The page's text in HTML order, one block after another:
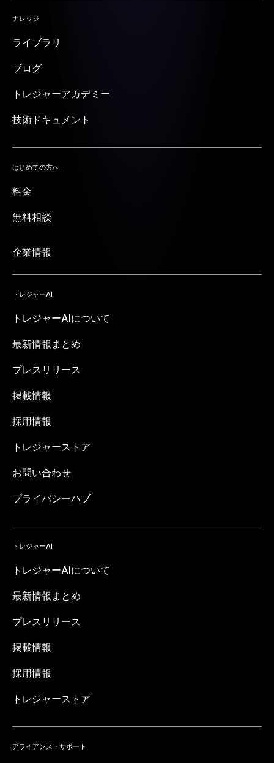
ナレッジ
ライブラリ
ブログ
トレジャーアカデミー
技術ドキュメント
はじめての方へ
料金
無料相談
企業情報
トレジャーAI
トレジャーAIについて
最新情報まとめ
プレスリリース
掲載情報
採用情報
トレジャーストア
お問い合わせ
プライバシーハブ
トレジャーAI
トレジャーAIについて
最新情報まとめ
プレスリリース
掲載情報
採用情報
トレジャーストア
アライアンス・サポート